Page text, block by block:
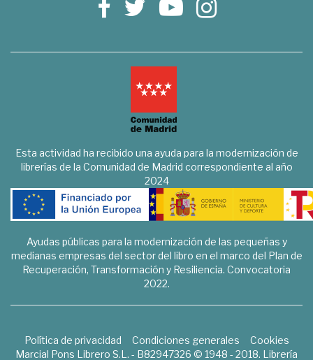
Esta actividad ha recibido una ayuda para la modernización de
librerías de la Comunidad de Madrid correspondiente al año
2024
Ayudas públicas para la modernización de las pequeñas y
medianas empresas del sector del libro en el marco del Plan de
Recuperación, Transformación y Resiliencia. Convocatoria
2022.
Política de privacidad Condiciones generales
Cookies
Marcial Pons Librero S.L. - B82947326 © 1948 - 2018. Librería